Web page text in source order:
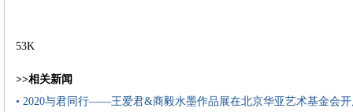
53K
>>相关新闻
• 2020与君同行——王爱君&商毅水墨作品展在北京华亚艺术基金会